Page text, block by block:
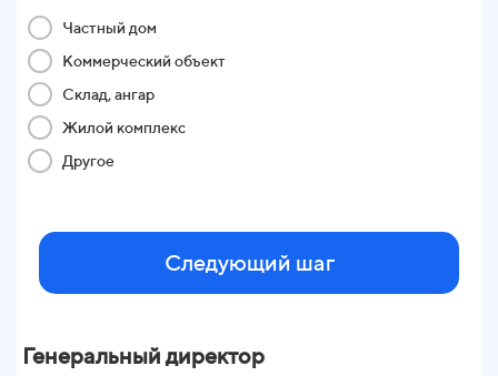
Частный дом
Коммерческий объект
Склад, ангар
Жилой комплекс
Другое
Следующий шаг
Генеральный директор